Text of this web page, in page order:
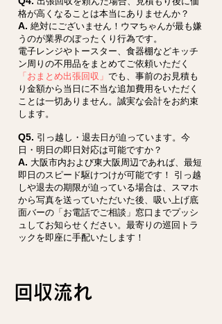
格が高くなることは本当にありませんか？
A. 絶対にございません！ウマちゃんが最も嫌
うのが業界のぼったくり行為です。
電子レンジやトースター、食器棚などキッチ
ン周りの不用品をまとめてご依頼いただく
「おまとめ出張回収」 でも、事前のお見積も
り金額から当日に不当な追加費用をいただく
ことは一切ありません。誠実な会計をお約束
します。
Q5. 引っ越し・退去日が迫っています。今
日・明日の即日対応は可能ですか？
A. 大阪市内および東大阪周辺であれば、最短
即日のスピード駆けつけが可能です！ 引っ越
しや退去の期限が迫っている場合は、スマホ
から写真を送っていただいた後、吸い上げ底
面バーの「お電話でご相談」窓口までプッシ
ュしてお知らせください。最寄りの巡回トラ
ックを即座に手配いたします！
回収流れ